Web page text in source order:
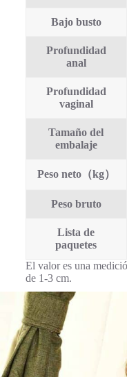
Bajo busto
Profundidad
anal
Profundidad
vaginal
Tamaño del
embalaje
Peso neto（kg）
Peso bruto
Lista de
paquetes
El valor es una
de 1-3 cm.